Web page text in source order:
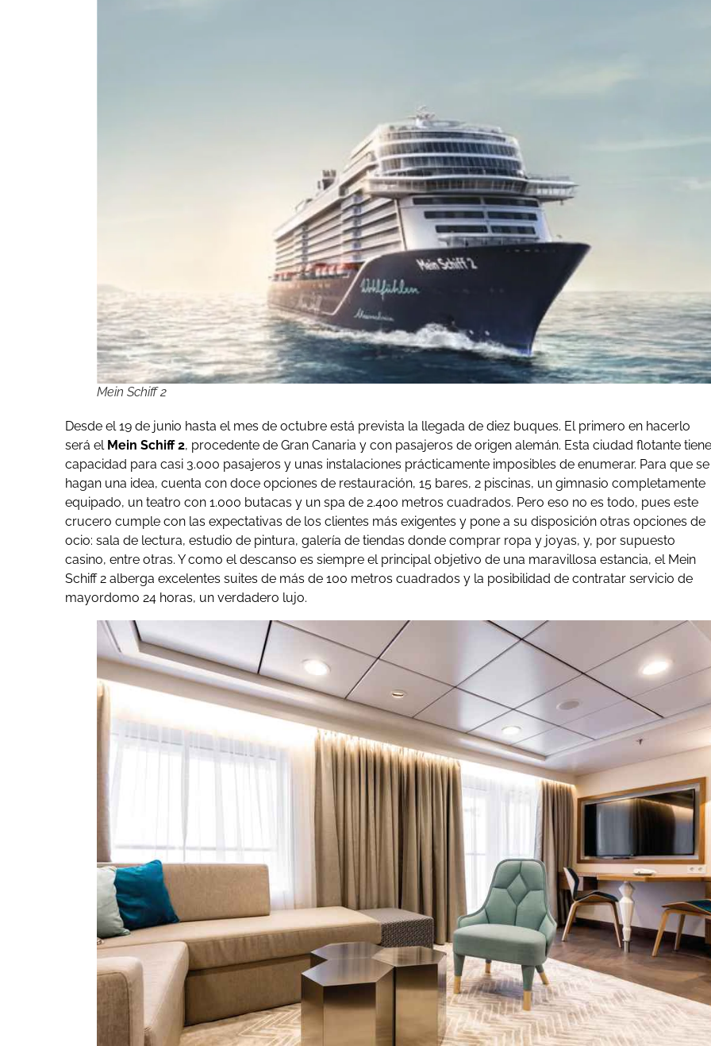
Mein Schiff 2
Desde el 19 de junio hasta el mes de octubre está prevista la llegada de diez buques. El primero en hacerlo
será el Mein Schiff 2, procedente de Gran Canaria y con pasajeros de origen alemán. Esta ciudad flotante tiene
capacidad para casi 3.000 pasajeros y unas instalaciones prácticamente imposibles de enumerar. Para que se
hagan una idea, cuenta con doce opciones de restauración, 15 bares, 2 piscinas, un gimnasio completamente
equipado, un teatro con 1.000 butacas y un spa de 2.400 metros cuadrados. Pero eso no es todo, pues este
crucero cumple con las expectativas de los clientes más exigentes y pone a su disposición otras opciones de
ocio: sala de lectura, estudio de pintura, galería de tiendas donde comprar ropa y joyas, y, por supuesto
casino, entre otras. Y como el descanso es siempre el principal objetivo de una maravillosa estancia, el Mein
Schiff 2 alberga excelentes suites de más de 100 metros cuadrados y la posibilidad de contratar servicio de
mayordomo 24 horas, un verdadero lujo.